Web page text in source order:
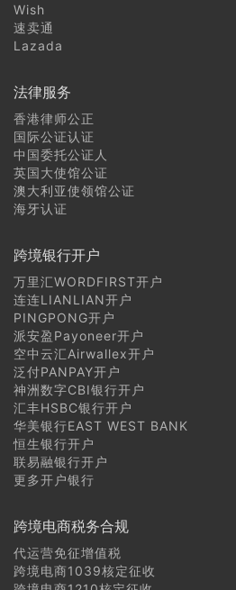
蒙古商标注册常见问题
韩国商标注册常见问题
日本商标注册常见问题
菲律宾商标注册常见问题
老挝商标注册常见问题
柬埔寨商标注册常见问题
缅甸商标注册常见问题
Wish
速卖通
Lazada
法律服务
香港律师公正
国际公证认证
中国委托公证人
英国大使馆公证
澳大利亚使领馆公证
海牙认证
跨境银行开户
万里汇WORDFIRST开户
连连LIANLIAN开户
PINGPONG开户
派安盈Payoneer开户
空中云汇Airwallex开户
泛付PANPAY开户
神洲数字CBI银行开户
汇丰HSBC银行开户
华美银行EAST WEST BANK
恒生银行开户
联易融银行开户
更多开户银行
跨境电商税务合规
代运营免征增值税
跨境电商1039核定征收